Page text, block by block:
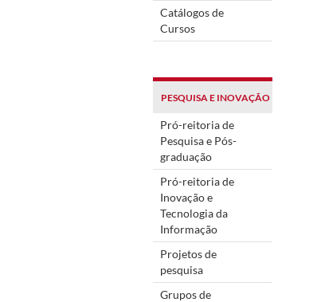
Catálogos de
Cursos
PESQUISA E INOVAÇÃO
Pró-reitoria de
Pesquisa e Pós-
graduação
Pró-reitoria de
Inovação e
Tecnologia da
Informação
Projetos de
pesquisa
Grupos de